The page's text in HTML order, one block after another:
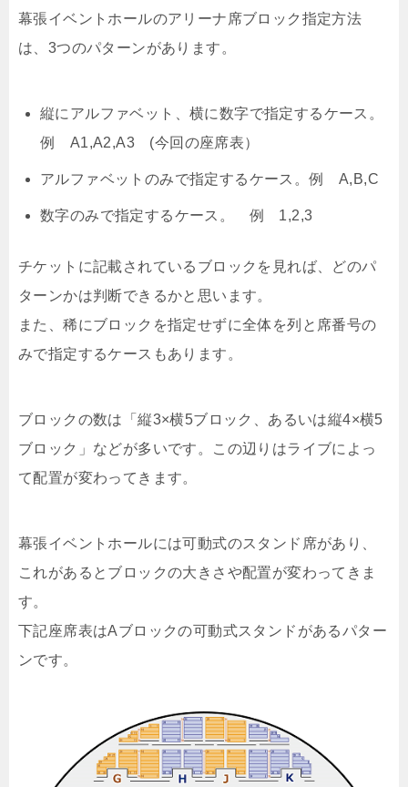
幕張イベントホールのアリーナ席ブロック指定方法
は、3つのパターンがあります。
縦にアルファベット、横に数字で指定するケース。
例 A1,A2,A3 (今回の座席表）
アルファベットのみで指定するケース。例 A,B,C
数字のみで指定するケース。 例 1,2,3
チケットに記載されているブロックを見れば、どのパ
ターンかは判断できるかと思います。
また、稀にブロックを指定せずに全体を列と席番号の
みで指定するケースもあります。
ブロックの数は「縦3×横5ブロック、あるいは縦4×横5
ブロック」などが多いです。この辺りはライブによっ
て配置が変わってきます。
幕張イベントホールには可動式のスタンド席があり、
これがあるとブロックの大きさや配置が変わってきま
す。
下記座席表はAブロックの可動式スタンドがあるパター
ンです。